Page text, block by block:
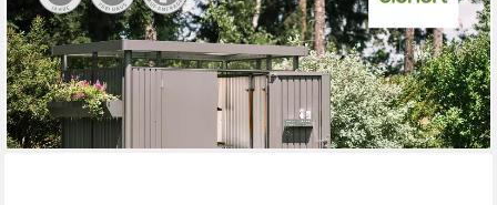
132x57x181 cm, der ideale Terrassenschrank aus Metall
1.007,33 €
UVP1.099,00 €
-8%
lieferbar in 3 Wochen